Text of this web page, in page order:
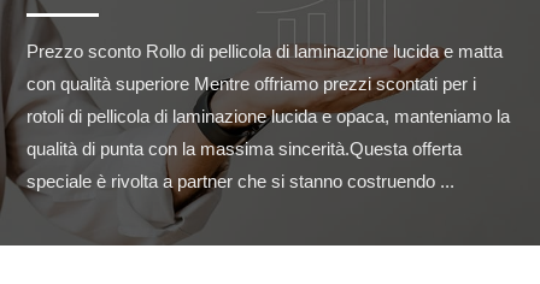
Prezzo sconto Rollo di pellicola di laminazione lucida e matta
con qualità superiore Mentre offriamo prezzi scontati per i
rotoli di pellicola di laminazione lucida e opaca, manteniamo la
qualità di punta con la massima sincerità.Questa offerta
speciale è rivolta a partner che si stanno costruendo ...